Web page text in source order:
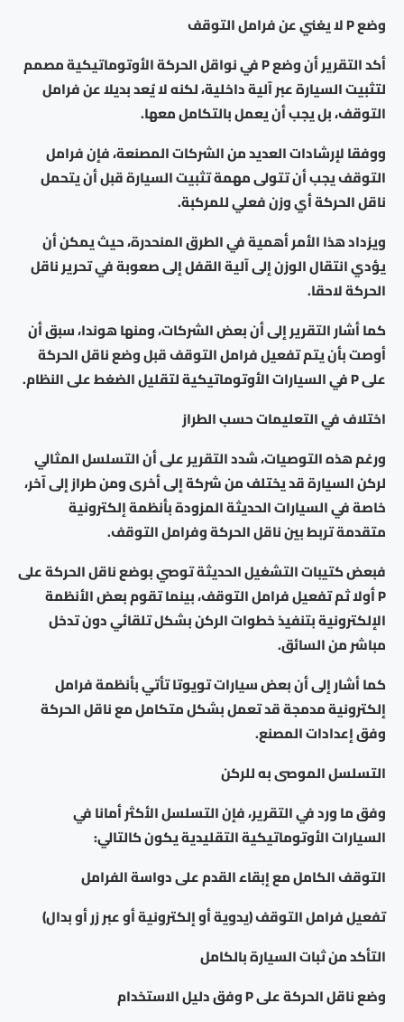
وضع P لا يغني عن فرامل التوقف
أكد التقرير أن وضع P في نواقل الحركة الأوتوماتيكية مصمم
لتثبيت السيارة عبر آلية داخلية، لكنه لا يُعد بديلا عن فرامل
التوقف، بل يجب أن يعمل بالتكامل معها.
ووفقا لإرشادات العديد من الشركات المصنعة، فإن فرامل
التوقف يجب أن تتولى مهمة تثبيت السيارة قبل أن يتحمل
ناقل الحركة أي وزن فعلي للمركبة.
ويزداد هذا الأمر أهمية في الطرق المنحدرة، حيث يمكن أن
يؤدي انتقال الوزن إلى آلية القفل إلى صعوبة في تحرير ناقل
الحركة لاحقا.
كما أشار التقرير إلى أن بعض الشركات، ومنها هوندا، سبق أن
أوصت بأن يتم تفعيل فرامل التوقف قبل وضع ناقل الحركة
على P في السيارات الأوتوماتيكية لتقليل الضغط على النظام.
اختلاف في التعليمات حسب الطراز
ورغم هذه التوصيات، شدد التقرير على أن التسلسل المثالي
لركن السيارة قد يختلف من شركة إلى أخرى ومن طراز إلى آخر،
خاصة في السيارات الحديثة المزودة بأنظمة إلكترونية
متقدمة تربط بين ناقل الحركة وفرامل التوقف.
فبعض كتيبات التشغيل الحديثة توصي بوضع ناقل الحركة على
P أولا ثم تفعيل فرامل التوقف، بينما تقوم بعض الأنظمة
الإلكترونية بتنفيذ خطوات الركن بشكل تلقائي دون تدخل
مباشر من السائق.
كما أشار إلى أن بعض سيارات تويوتا تأتي بأنظمة فرامل
إلكترونية مدمجة قد تعمل بشكل متكامل مع ناقل الحركة
وفق إعدادات المصنع.
التسلسل الموصى به للركن
وفق ما ورد في التقرير، فإن التسلسل الأكثر أمانا في
السيارات الأوتوماتيكية التقليدية يكون كالتالي:
التوقف الكامل مع إبقاء القدم على دواسة الفرامل
تفعيل فرامل التوقف (يدوية أو إلكترونية أو عبر زر أو بدال)
التأكد من ثبات السيارة بالكامل
وضع ناقل الحركة على P وفق دليل الاستخدام